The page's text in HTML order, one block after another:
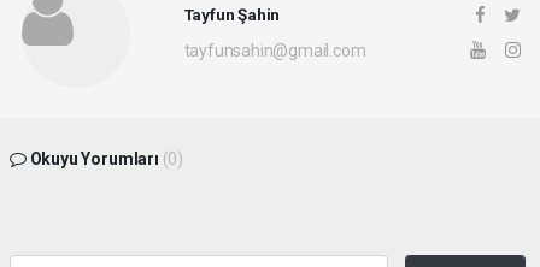
Tayfun Şahin
tayfunsahin@gmail.com
Okuyu Yorumları (0)